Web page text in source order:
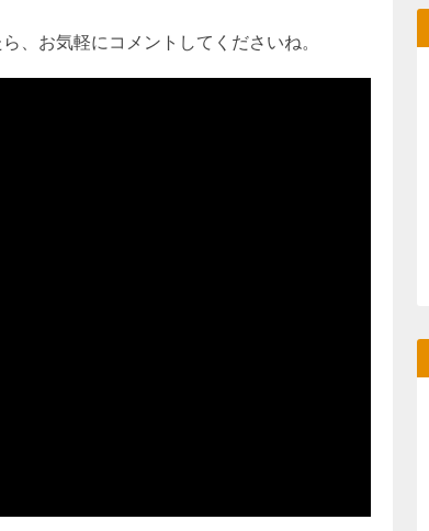
、お気軽にコメントしてくださいね。